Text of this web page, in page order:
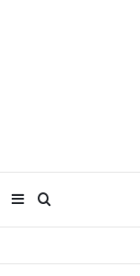
In
Sidebar